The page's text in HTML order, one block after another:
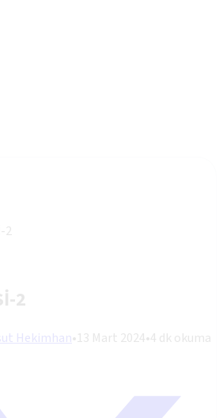
2
2
Hekimhan•13 Mart 2024• 4 dk okuma